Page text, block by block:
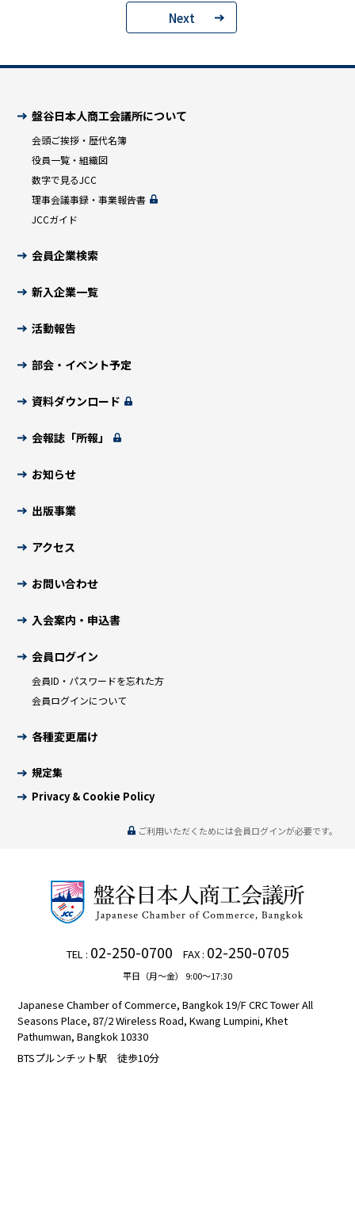
Next
盤谷日本人商工会議所について
会頭ご挨拶・歴代名簿
役員一覧・組織図
数字で見るJCC
理事会議事録・事業報告書
JCCガイド
会員企業検索
新入企業一覧
活動報告
部会・イベント予定
資料ダウンロード
会報誌「所報」
お知らせ
出版事業
アクセス
お問い合わせ
入会案内・申込書
会員ログイン
会員ID・パスワードを忘れた方
会員ログインについて
各種変更届け
規定集
Privacy & Cookie Policy
ご利用いただくためには会員ログインが必要です。
TEL : 02-250-0700 FAX : 02-250-0705
平日（月～金） 9:00～17:30
Japanese Chamber of Commerce, Bangkok 19/F CRC Tower All
Seasons Place, 87/2 Wireless Road, Kwang Lumpini, Khet
Pathumwan, Bangkok 10330
BTSプルンチット駅 徒歩10分